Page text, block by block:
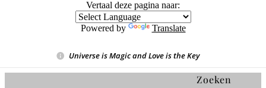
Vertaal deze pagina naar:
Powered by Translate
Universe is Magic and Love is the Key❤️
Zoeken